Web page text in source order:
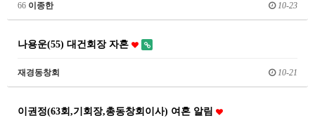
66 이종한 10-23
나용운(55) 대건회장 자혼
재경동창회 10-21
이권정(63회,기회장,총동창회이사) 여혼 알림